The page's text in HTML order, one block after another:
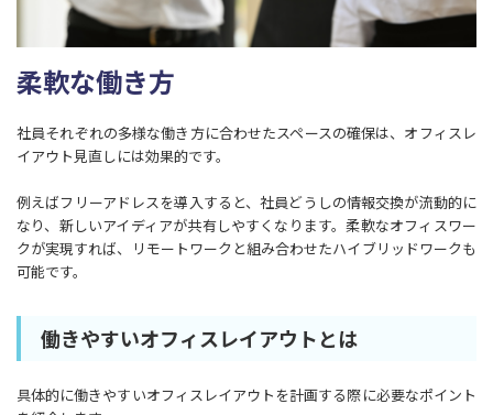
柔軟な働き方
社員それぞれの多様な働き方に合わせたスペースの確保は、オフィスレ
イアウト見直しには効果的です。
例えばフリーアドレスを導入すると、社員どうしの情報交換が流動的に
なり、新しいアイディアが共有しやすくなります。柔軟なオフィスワー
クが実現すれば、リモートワークと組み合わせたハイブリッドワークも
可能です。
働きやすいオフィスレイアウトとは
具体的に働きやすいオフィスレイアウトを計画する際に必要なポイント